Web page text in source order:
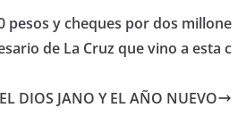
pesos y cheques por dos millone
de La Cruz que vino a esta c
EL DIOS JANO Y EL AÑO NUEVO